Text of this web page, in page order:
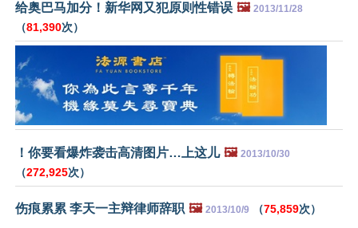
给奥巴马加分！新华网又犯原则性错误 🖼️ 2013/11/28
（81,390次）
！你要看爆炸袭击高清图片…上这儿 🖼️ 2013/10/30
（272,925次）
伤痕累累 李天一主辩律师辞职 🖼️ 2013/10/9 （75,859次）